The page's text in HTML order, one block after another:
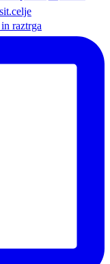
raztrga